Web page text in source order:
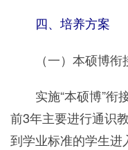
四、培养方案
（一）本硕博
实施“本硕博”衔
前3年主要进行通识
到学业标准的学生进